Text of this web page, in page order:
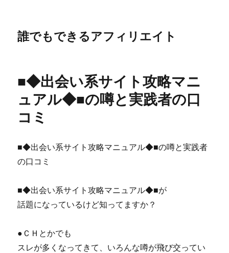
誰でもできるアフィリエイト
■◆出会い系サイト攻略マニ
ュアル◆■の噂と実践者の口
コミ
■◆出会い系サイト攻略マニュアル◆■の噂と実践者
の口コミ
■◆出会い系サイト攻略マニュアル◆■が
話題になっているけど知ってますか？
●ＣＨとかでも
スレが多くなってきて、いろんな噂が飛び交ってい